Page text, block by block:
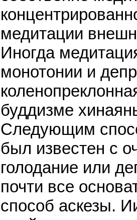
медитации
Иногда
монотонии и
буддизме
Следующим
был известен с
голодание или
почти все
способ аскезы.